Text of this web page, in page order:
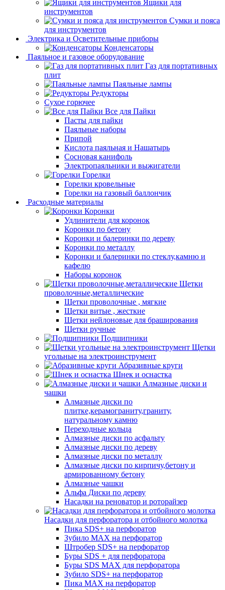
Ящики для
инструментов
Сумки и пояса
для инструментов
Электрика и Осветительные приборы
Конденсаторы
Паяльное и газовое оборудование
Газ для портативных
плит
Паяльные лампы
Редукторы
Сухое горючее
Все для Пайки
Пасты для пайки
Паяльные наборы
Припой
Кислота паяльная и Нашатырь
Сосновая канифоль
Электропаяльники и выжигатели
Горелки
Горелки кровельные
Горелки на газовый баллончик
Расходные материалы
Коронки
Удлинители для коронок
Коронки по бетону
Коронки и балеринки по дереву
Коронки по металлу
Коронки и балеринки по стеклу,камню и
кафелю
Наборы коронок
Щетки
проволочные,металлические
Щетки проволочные , мягкие
Щетки витые , жесткие
Щетки нейлоновые для браширования
Щетки ручные
Подшипники
Щетки
угольные на электроинструмент
Абразивные круги
Шнек и оснастка
Алмазные диски и
чашки
Алмазные диски по
плитке,керамограниту,граниту,
натуральному камню
Переходные кольца
Алмазные диски по асфальту
Алмазные диски по дереву
Алмазные диски по металлу
Алмазные диски по кирпичу,бетону и
армированному бетону
Алмазные чашки
Альфа Диски по дереву
Насадки на реноватор и роторайзер
Насадки для перфоратора и отбойного молотка
Пика SDS+ на перфоратор
Зубило MAX на перфоратор
Штробер SDS+ на перфоратор
Буры SDS + для перфоратора
Буры SDS MAX для перфоратора
Зубило SDS+ на перфоратор
Пика MAX на перфоратор